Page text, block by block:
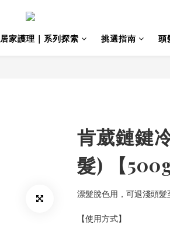
居家護理｜系列探索 挑選指南 頭
肯葳鏈鍵
髮) 【500g
漂髮脫色用，可退淺頭
【使用方式】